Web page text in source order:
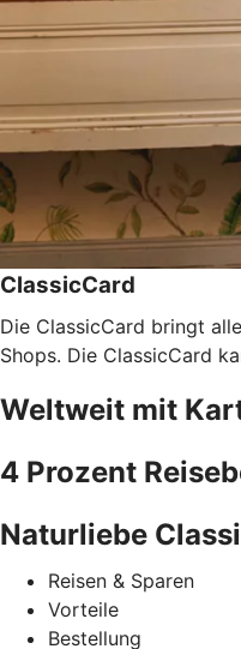
ClassicCard
Die ClassicCard bringt
Shops. Die ClassicCard
Weltweit mit
4 Prozent
Naturliebe
Reisen & Sparen
Vorteile
Bestellung